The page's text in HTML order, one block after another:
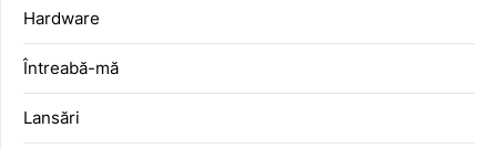
Hardware
Întreabă-mă
Lansări